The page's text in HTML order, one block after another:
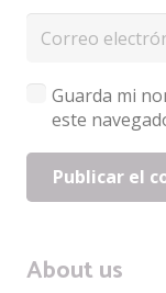
Guarda mi
este
Publicar el
About us